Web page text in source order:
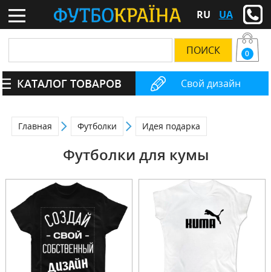
RU UA
Свой дизайн
0
КАТАЛОГ ТОВАРОВ
Главная Футболки Идея подарка
Футболки для кумы